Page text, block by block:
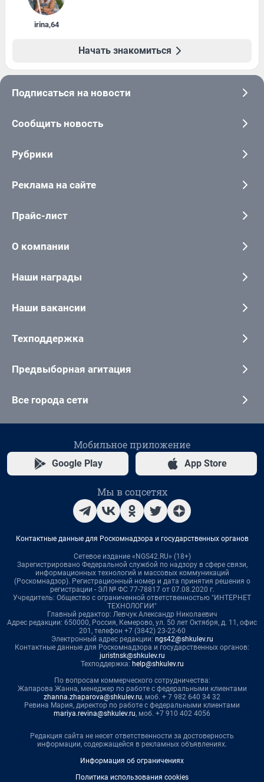
irina,64
Начать знакомиться
Подписаться на новости
Сообщить новость
Рубрики
Реклама на сайте
Прайс-лист
О компании
Наши награды
Наши вакансии
Техподдержка
Предвыборная агитация
Все города сети
Мобильное приложение
Google Play App Store
Мы в соцсетях
Контактные данные для Роскомнадзора и государственных органов
Сетевое издание «NGS42.RU» (18+)
Зарегистрировано Федеральной службой по надзору в сфере связи,
информационных технологий и массовых коммуникаций
(Роскомнадзор). Регистрационный номер и дата принятия решения о
регистрации - ЭЛ № ФС 77-78817 от 07.08.2020 г.
Учредитель: Общество с ограниченной ответственностью "ИНТЕРНЕТ
ТЕХНОЛОГИИ"
Главный редактор: Левчук Александр Николаевич
Адрес редакции: 650000, Россия, Кемерово, ул. 50 лет Октября, д. 11, офис
201, телефон +7 (3842) 23-22-60
Электронный адрес редакции: ngs42@shkulev.ru
Контактные данные для Роскомнадзора и государственных органов:
juristnsk@shkulev.ru
Техподдержка: help@shkulev.ru
По вопросам коммерческого сотрудничества:
Жапарова Жанна, менеджер по работе с федеральными клиентами
zhanna.zhaparova@shkulev.ru, моб. + 7 982 640 34 32
Ревина Мария, директор по работе с федеральными клиентами
mariya.revina@shkulev.ru, моб. +7 910 402 4056
Редакция сайта не несет ответственности за достоверность
информации, содержащейся в рекламных объявлениях.
Информация об ограничениях
Политика использования cookies